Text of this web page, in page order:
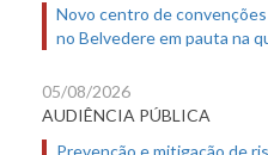
Novo centro de
no Belvedere em pauta na
05/08/2026
AUDIÊNCIA PÚBLICA
Prevenção e mitigação de